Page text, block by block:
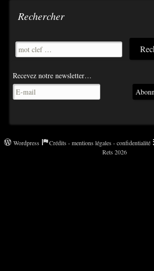
Rechercher
Recevez notre newsletter…
Wordpress Crédits - mentions légales - confidentialité
Rets 2026